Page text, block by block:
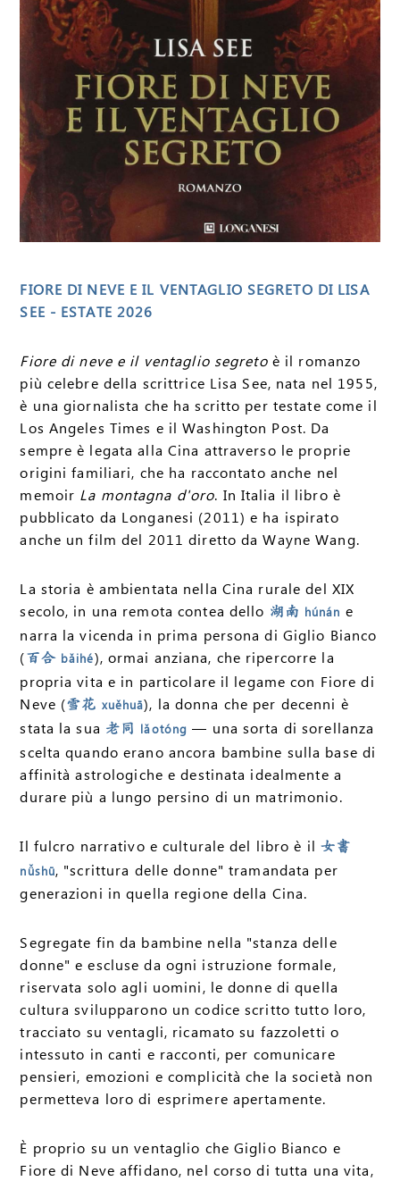
FIORE DI NEVE E IL VENTAGLIO SEGRETO DI LISA
SEE - ESTATE 2026
Fiore di neve e il ventaglio segretoè il romanzo
più celebre della scrittrice Lisa See, nata nel 1955,
è una giornalista che ha scritto per testate come il
Los Angeles Times e il Washington Post. Da
sempre è legata alla Cina attraverso le proprie
origini familiari, che ha raccontato anche nel
memoir La montagna d'oro. In Italia il libro è
pubblicato da Longanesi (2011) e ha ispirato
anche un film del 2011 diretto da Wayne Wang.
La storia è ambientata nella Cina rurale del XIX
secolo, in una remota contea dello 湖南 húnán e
narra la vicenda in prima persona di Giglio Bianco
(百合 bǎihé), ormai anziana, che ripercorre la
propria vita e in particolare il legame con Fiore di
Neve (雪花 xuěhuā), la donna che per decenni è
stata la sua 老同 lǎotóng — una sorta di sorellanza
scelta quando erano ancora bambine sulla base di
affinità astrologiche e destinata idealmente a
durare più a lungo persino di un matrimonio.
Il fulcro narrativo e culturale del libro è il女書
nǚshū, "scrittura delle donne" tramandata per
generazioni in quella regione della Cina.
Segregate fin da bambine nella "stanza delle
donne" e escluse da ogni istruzione formale,
riservata solo agli uomini, le donne di quella
cultura svilupparono un codice scritto tutto loro,
tracciato su ventagli, ricamato su fazzoletti o
intessuto in canti e racconti, per comunicare
pensieri, emozioni e complicità che la società non
permetteva loro di esprimere apertamente.
È proprio su un ventaglio che Giglio Bianco e
Fiore di Neve affidano, nel corso di tutta una vita,